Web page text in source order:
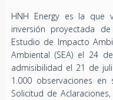
HNH Energy es la que
inversión proyectada
Estudio de Impacto
Ambiental (SEA) el 24
admisibilidad el 21 de
1.000 observaciones
Solicitud de